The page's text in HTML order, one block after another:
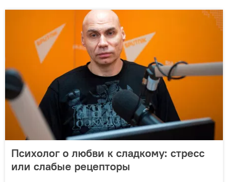
Психолог о любви к сладкому: стресс
или слабые рецепторы